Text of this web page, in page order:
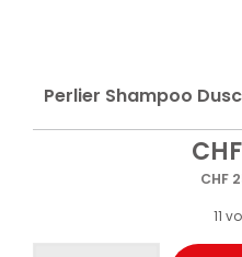
Perlier Shampoo
CHF
CHF
11